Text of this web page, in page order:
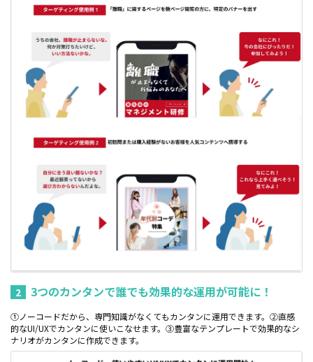
2 3つのカンタンで誰でも効果的な運用が可能に！
①ノーコードだから、専門知識がなくてもカンタンに運用できます。②直感
的なUI/UXでカンタンに使いこなせます。③豊富なテンプレートで効果的なシ
ナリオがカンタンに作成できます。